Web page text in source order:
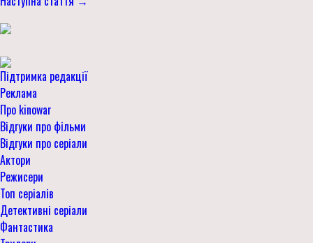
Підтримка редакції
Реклама
Про kinowar
Відгуки про фільми
Відгуки про серіали
Актори
Режисери
Топ серіалів
Детективні серіали
Фантастика